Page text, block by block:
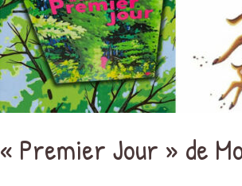
« Premier Jour » de